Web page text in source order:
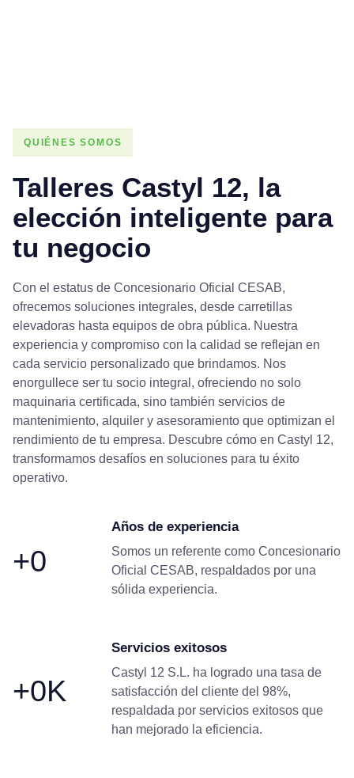
QUIÉNES SOMOS
Talleres Castyl 12, la
elección inteligente para
tu negocio
Con el estatus de Concesionario Oficial CESAB,
ofrecemos soluciones integrales, desde carretillas
elevadoras hasta equipos de obra pública. Nuestra
experiencia y compromiso con la calidad se reflejan en
cada servicio personalizado que brindamos. Nos
enorgullece ser tu socio integral, ofreciendo no solo
maquinaria certificada, sino también servicios de
mantenimiento, alquiler y asesoramiento que optimizan el
rendimiento de tu empresa. Descubre cómo en Castyl 12,
transformamos desafíos en soluciones para tu éxito
operativo.
+0
Años de experiencia
Somos un referente como Concesionario
Oficial CESAB, respaldados por una
sólida experiencia.
+0K
Servicios exitosos
Castyl 12 S.L. ha logrado una tasa de
satisfacción del cliente del 98%,
respaldada por servicios exitosos que
han mejorado la eficiencia.